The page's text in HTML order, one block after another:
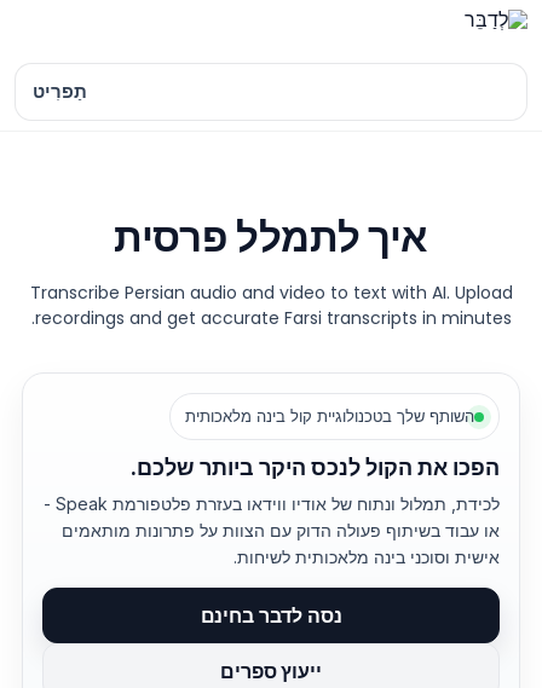
דלג
תַפרִיט
איך לתמלל פרסית
Transcribe Persian audio and video to text with AI. Upload
recordings and get accurate Farsi transcripts in minutes.
השותף שלך בטכנולוגיית קול בינה מלאכותית
הפכו את הקול לנכס היקר ביותר שלכם.
לכידת, תמלול ונתוח של אודיו ווידאו בעזרת פלטפורמת Speak -
או עבוד בשיתוף פעולה הדוק עם הצוות על פתרונות מותאמים
אישית וסוכני בינה מלאכותית לשיחות.
נסה לדבר בחינם
ייעוץ ספרים